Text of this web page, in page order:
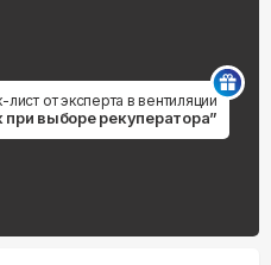
лист от эксперта в вентиляции
выборе рекуператора”